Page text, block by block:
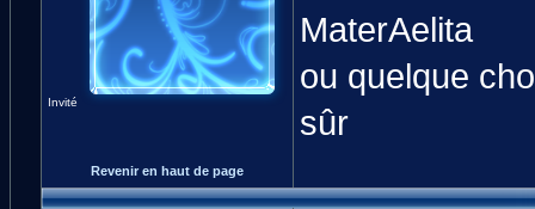
Invité
MaterAelita
ou quelque
sûr
Revenir en haut de page